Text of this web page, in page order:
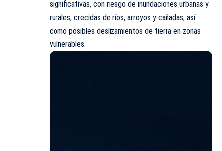
significativas, con riesgo de inundaciones urbanas y
rurales, crecidas de ríos, arroyos y cañadas, así
como posibles deslizamientos de tierra en zonas
vulnerables.